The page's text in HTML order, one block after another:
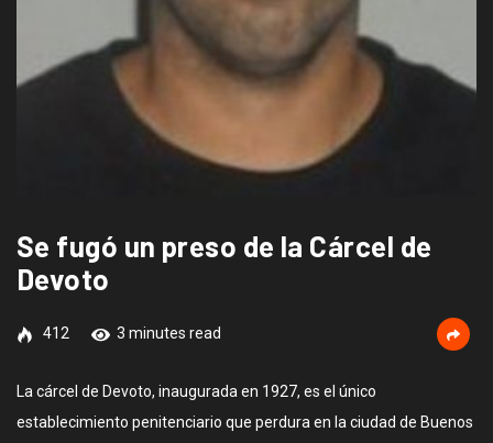
Se fugó un preso de la Cárcel de
Devoto
412 3 minutes read
La cárcel de Devoto, inaugurada en 1927, es el único
establecimiento penitenciario que perdura en la ciudad de Buenos